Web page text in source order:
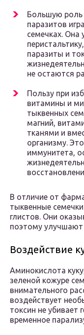
Большую роль
паразитов
семечках. Она
паразиты и
не остаются
Пользу при
витамины и
тыквенных
магний,
тканями и
организму.
иммунитета,
В отличие от
тыквенные
глистов. Они
поэтому
Воздействие
Аминокислота
зеленой кожуре
внимательного
воздействует
токсин не убивает
временное